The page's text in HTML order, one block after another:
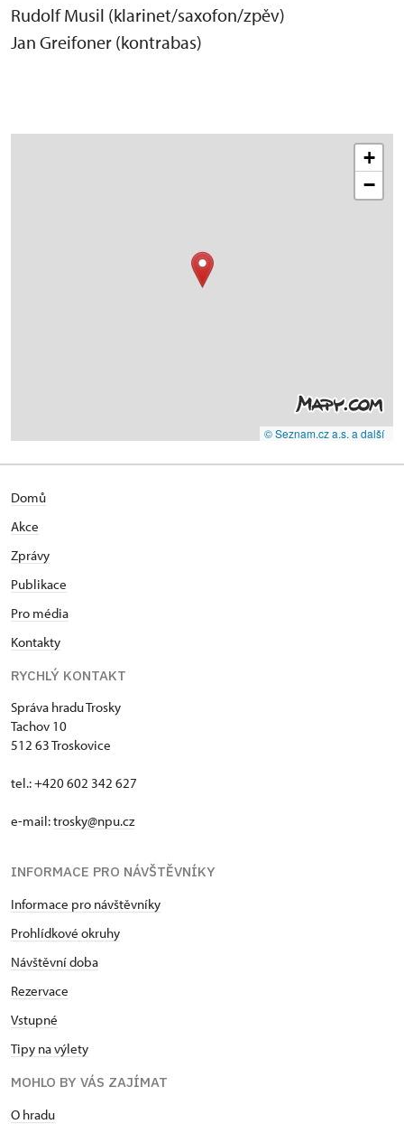
Rudolf Musil (klarinet/saxofon/zpěv)
Jan Greifoner (kontrabas)
+
−
© Seznam.cz a.s. a další
Domů
Akce
Zprávy
Publikace
Pro média
Kontakty
RYCHLÝ KONTAKT
Správa hradu Trosky
Tachov 10
512 63 Troskovice
tel.: +420 602 342 627
e-mail:trosky@npu.cz
INFORMACE PRO NÁVŠTĚVNÍKY
Informace pro návštěvníky
Prohlídkové okruhy
Návštěvní doba
Rezervace
Vstupné
Tipy na výlety
MOHLO BY VÁS ZAJÍMAT
O hradu